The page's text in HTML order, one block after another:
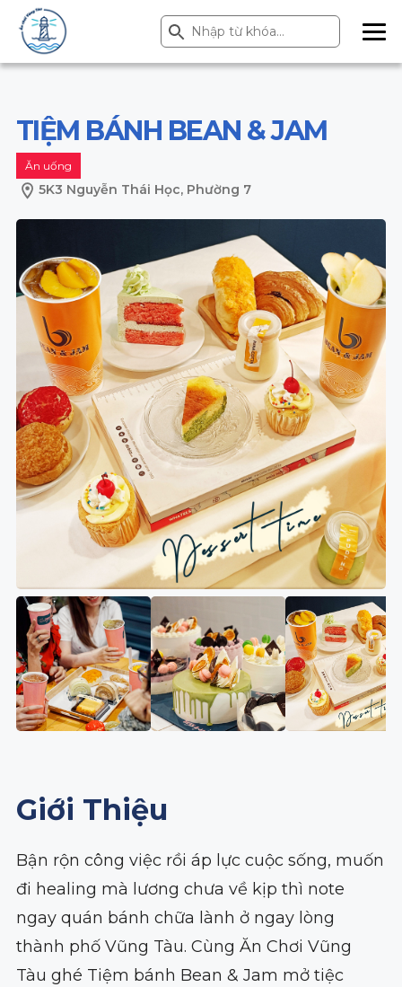
Search
for:
Search Button
ME
NU
TIỆM BÁNH BEAN & JAM
Ăn uống
5K3 Nguyễn Thái Học, Phường 7
Giới Thiệu
Bận rộn công việc rồi áp lực cuộc sống, muốn
đi healing mà lương chưa về kịp thì note
ngay quán bánh chữa lành ở ngay lòng
thành phố Vũng Tàu. Cùng Ăn Chơi Vũng
Tàu ghé Tiệm bánh Bean & Jam mở tiệc